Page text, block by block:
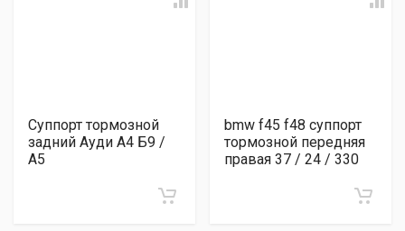
Суппорт тормозной
задний Ауди А4 Б9 /
А5
bmw f45 f48 суппорт
тормозной передняя
правая 37 / 24 / 330